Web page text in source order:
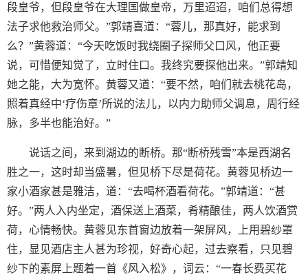
段皇爷，但段皇爷在大理国做皇帝，万里迢迢，咱们总得想
法子求他救治师父。”郭靖喜道：“蓉儿，那真好，能求到
么？”黄蓉道：“今天吃饭时我绕圈子探师父口风，他正要
说，可惜便知觉了，立时住口。我终究要探他出来。”郭靖知
她之能，大为宽怀。黄蓉又道：“要不然，咱们就去桃花岛，
照着真经中‘疗伤章’所说的法儿，以内力助师父调息，周行经
脉，多半也能治好。”
说话之间，来到湖边的断桥。那“断桥残雪”本是西湖名
胜之一，这时却当盛暑，但见桥下尽是荷花。黄蓉见桥边一
家小酒家甚是雅洁，道：“去喝杯酒看荷花。”郭靖道：“甚
好。”两人入内坐定，酒保送上酒菜，肴精酿佳，两人饮酒赏
荷，心情畅快。黄蓉见东首窗边放着一架屏风，上用碧纱罩
住，显见酒店主人甚为珍视，好奇心起，过去察看，只见碧
纱下的素屏上题着一首《风入松》，词云：“一春长费买花